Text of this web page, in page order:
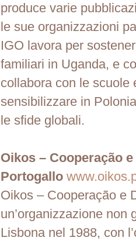
produce varie
le sue organizzazioni
IGO lavora per
familiari in Uganda, e
collabora con le scuole
sensibilizzare in
le sfide globali.
Oikos – Cooperação
Portogallo
Oikos – Cooperação e
un’organizzazione non
Lisbona nel 1988, con